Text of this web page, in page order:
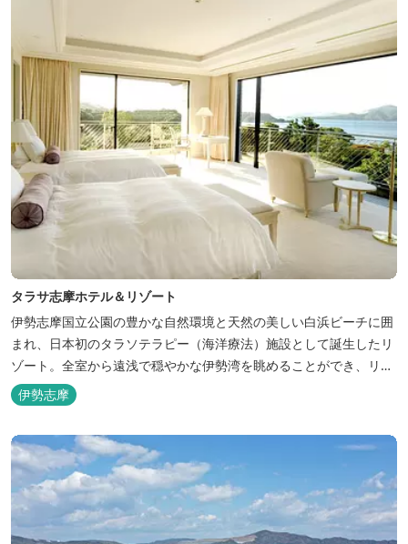
タラサ志摩ホテル＆リゾート
伊勢志摩国立公園の豊かな自然環境と天然の美しい白浜ビーチに囲
まれ、日本初のタラソテラピー（海洋療法）施設として誕生したリ
ゾート。全室から遠浅で穏やかな伊勢湾を眺めることができ、リラ
ックスした滞在をお楽しみいただけます。滞在中は、目の前の海か
らきれいな海水を引き込み、24時間以内に新鮮な状態で使用するタ
ラソテラピーや、季節の海の幸を楽しめるフレンチと日本料理が堪
能できます。
伊勢志摩